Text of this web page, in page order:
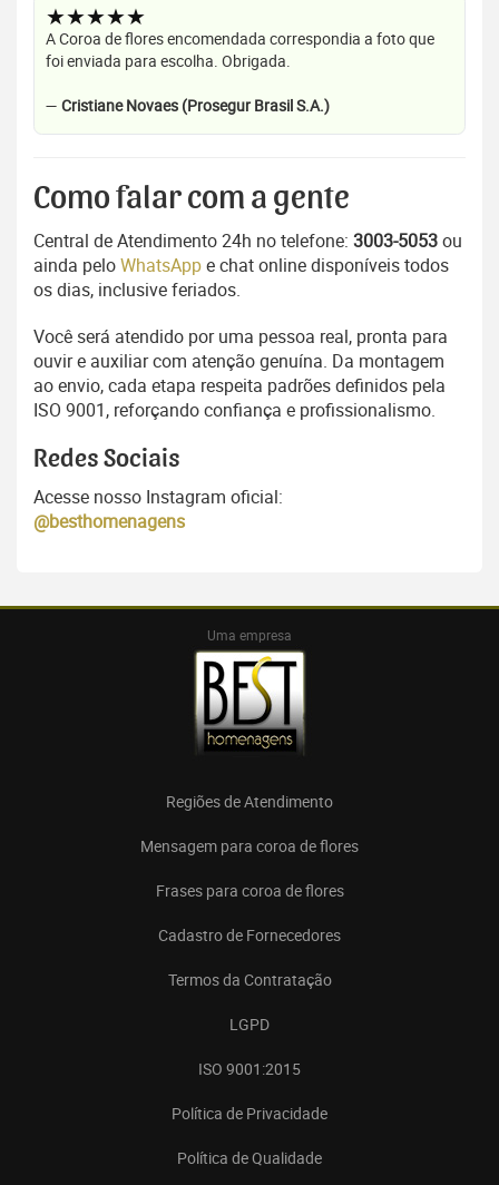
★★★★★
A Coroa de flores encomendada correspondia a foto que
foi enviada para escolha. Obrigada.
— Cristiane Novaes (Prosegur Brasil S.A.)
Como falar com a gente
Central de Atendimento 24h no telefone: 3003-5053ou
ainda peloWhatsAppe chat online disponíveis todos
os dias, inclusive feriados.
Você será atendido por uma pessoa real, pronta para
ouvir e auxiliar com atenção genuína. Da montagem
ao envio, cada etapa respeita padrões definidos pela
ISO 9001, reforçando confiança e profissionalismo.
Redes Sociais
Acesse nosso Instagram oficial:
@besthomenagens
Uma empresa
Regiões de Atendimento
Mensagem para coroa de flores
Frases para coroa de flores
Cadastro de Fornecedores
Termos da Contratação
LGPD
ISO 9001:2015
Política de Privacidade
Política de Qualidade